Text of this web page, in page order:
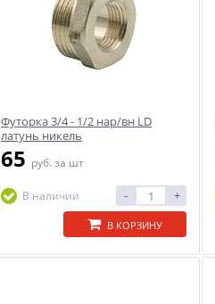
Футорка 3/4 - 1/2 нар/вн LD
латунь никель
65 руб. за шт
В наличии - +
В КОРЗИНУ